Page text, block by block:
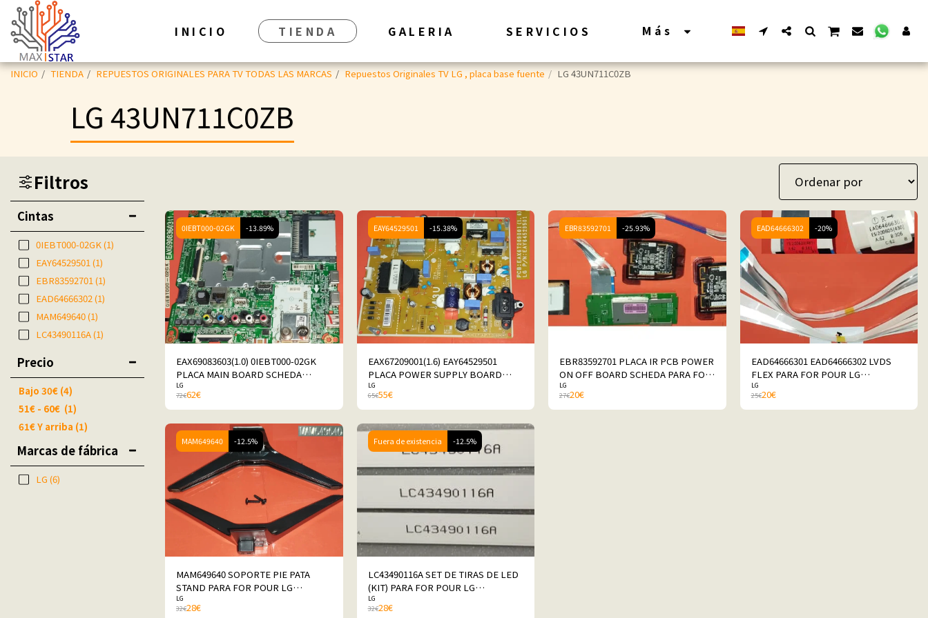
INICIO TIENDA GALERIA SERVICIOS Más
INICIO TIENDA REPUESTOS ORIGINALES PARA TV TODAS LAS MARCAS Repuestos Originales TV LG , placa base fuente LG 43UN711C0ZB
LG 43UN711C0ZB
Filtros
Precio
Bajo 30€ (4)
51€ - 60€ (1)
61€Y arriba (1)
Marcas de fábrica
LG (6)
Cintas
0IEBT000-02GK(1)
EAY64529501(1)
EBR83592701(1)
EAD64666302(1)
MAM649640(1)
LC43490116A(1)
0IEBT000-02GK -13.89%
EAX69083603(1.0) 0IEBT000-02GK
PLACA MAIN BOARD SCHEDA
LG
72€62€
EAY64529501 -15.38%
EAX67209001(1.6) EAY64529501
PLACA POWER SUPPLY BOARD
SCHEDA PLATINEE LG
43UN711C0ZB
LG
65€55€
EBR83592701 -25.93%
EBR83592701 PLACA IR PCB POWER
ON OFF BOARD SCHEDA PARA FOR
POUR PER LG 43UN711C0ZB
LG
27€20€
EAD64666302 -20%
EAD64666301 EAD64666302 LVDS
FLEX PARA FOR POUR LG
43UN711C0ZB
LG
25€20€
MAM649640 -12.5%
MAM649640 SOPORTE PIE PATA
STAND PARA FOR POUR LG
43UN711C0ZB
LG
32€28€
Fuera de existencia -12.5%
LC43490116A SET DE TIRAS DE LED
(KIT) PARA FOR POUR LG
43UN711C0ZB
LG
32€28€